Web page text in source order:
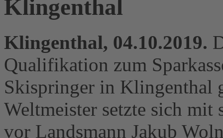
Klingenthal
Klingenthal, 04.10.2019.
Qualifikation zum
Skispringer in Klingenthal
Weltmeister setzte sich mit
vor Landsmann Jakub